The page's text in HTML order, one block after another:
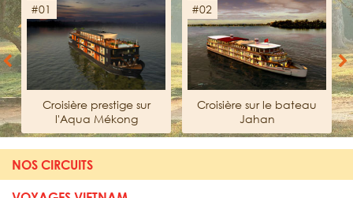
#01
Croisière prestige sur
l'Aqua Mékong
#02
Croisière sur le bateau
Jahan
NOS CIRCUITS